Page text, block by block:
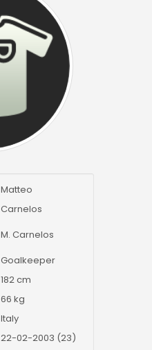
Matteo
Carnelos
M. Carnelos
Goalkeeper
182 cm
66 kg
Italy
22-02-2003 (23)